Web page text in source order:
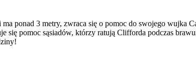
ponad 3 metry, zwraca się o pomoc do swojego wujka
pomoc sąsiadów, którzy ratują Clifforda podczas